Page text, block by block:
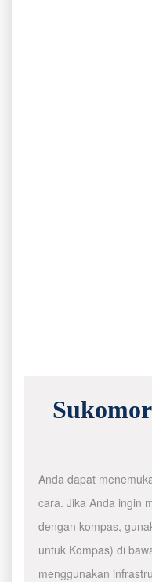
Anda dapat
cara. Jika Anda ingin
dengan kompas,
untuk Kompas) di
menggunakan